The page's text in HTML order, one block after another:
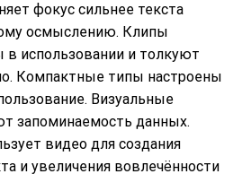
фокус сильнее текста
осмыслению. Клипы
использовании и толкуют
Компактные типы настроены
Визуальные
запоминаемость данных.
видео для создания
и увеличения вовлечённости